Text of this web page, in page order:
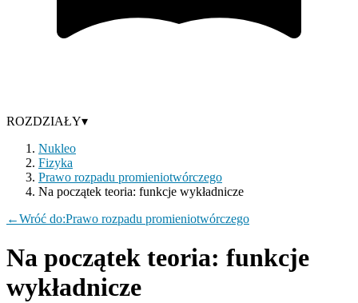
ROZDZIAŁY▾
Nukleo
Fizyka
Prawo rozpadu promieniotwórczego
Na początek teoria: funkcje wykładnicze
←Wróć do:Prawo rozpadu promieniotwórczego
Na początek teoria: funkcje
wykładnicze